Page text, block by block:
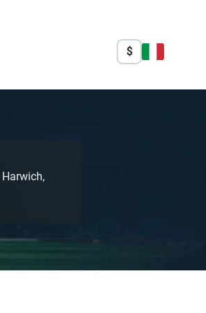
$
Harwich,